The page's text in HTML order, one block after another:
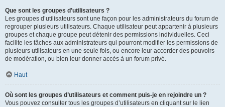
Que sont les groupes d’utilisateurs ?
Les groupes d’utilisateurs sont une façon pour les administrateurs du forum de
regrouper plusieurs utilisateurs. Chaque utilisateur peut appartenir à plusieurs
groupes et chaque groupe peut détenir des permissions individuelles. Ceci
facilite les tâches aux administrateurs qui pourront modifier les permissions de
plusieurs utilisateurs en une seule fois, ou encore leur accorder des pouvoirs
de modération, ou bien leur donner accès à un forum privé.
Haut
Où sont les groupes d’utilisateurs et comment puis-je en rejoindre un ?
Vous pouvez consulter tous les groupes d’utilisateurs en cliquant sur le lien